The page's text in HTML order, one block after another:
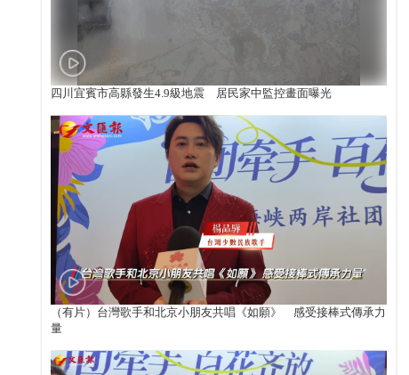
四川宜賓市高縣發生4.9級地震 居民家中監控畫面曝光
（有片）台灣歌手和北京小朋友共唱《如願》 感受接棒式傳承力
量